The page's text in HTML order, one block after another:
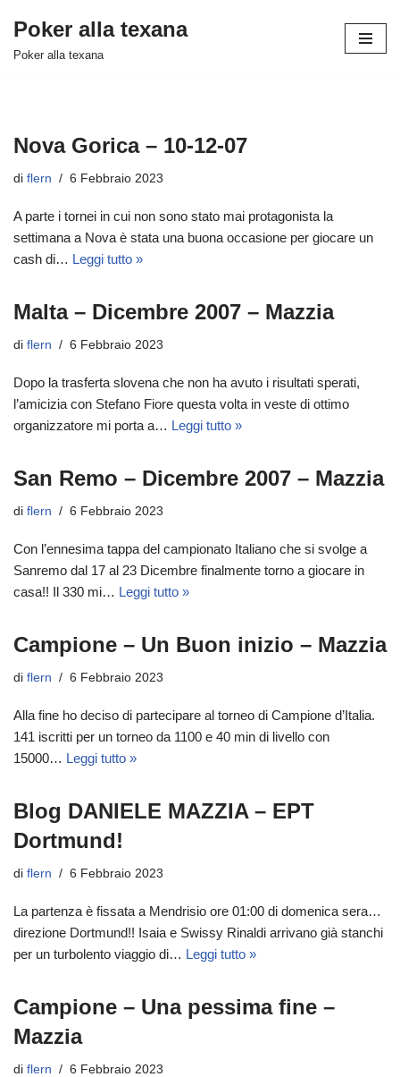
Vai
Poker alla texana
Poker alla texana
Nova Gorica – 10-12-07
di flern 6 Febbraio 2023
A parte i tornei in cui non sono stato mai protagonista la
settimana a Nova è stata una buona occasione per giocare un
cash di… Leggi tutto »
Malta – Dicembre 2007 – Mazzia
di flern 6 Febbraio 2023
Dopo la trasferta slovena che non ha avuto i risultati sperati,
l’amicizia con Stefano Fiore questa volta in veste di ottimo
organizzatore mi porta a… Leggi tutto »
San Remo – Dicembre 2007 – Mazzia
di flern 6 Febbraio 2023
Con l’ennesima tappa del campionato Italiano che si svolge a
Sanremo dal 17 al 23 Dicembre finalmente torno a giocare in
casa!! Il 330 mi… Leggi tutto »
Campione – Un Buon inizio – Mazzia
di flern 6 Febbraio 2023
Alla fine ho deciso di partecipare al torneo di Campione d’Italia.
141 iscritti per un torneo da 1100 e 40 min di livello con
15000… Leggi tutto »
Blog DANIELE MAZZIA – EPT
Dortmund!
di flern 6 Febbraio 2023
La partenza è fissata a Mendrisio ore 01:00 di domenica sera…
direzione Dortmund!! Isaia e Swissy Rinaldi arrivano già stanchi
per un turbolento viaggio di… Leggi tutto »
Campione – Una pessima fine –
Mazzia
di flern 6 Febbraio 2023